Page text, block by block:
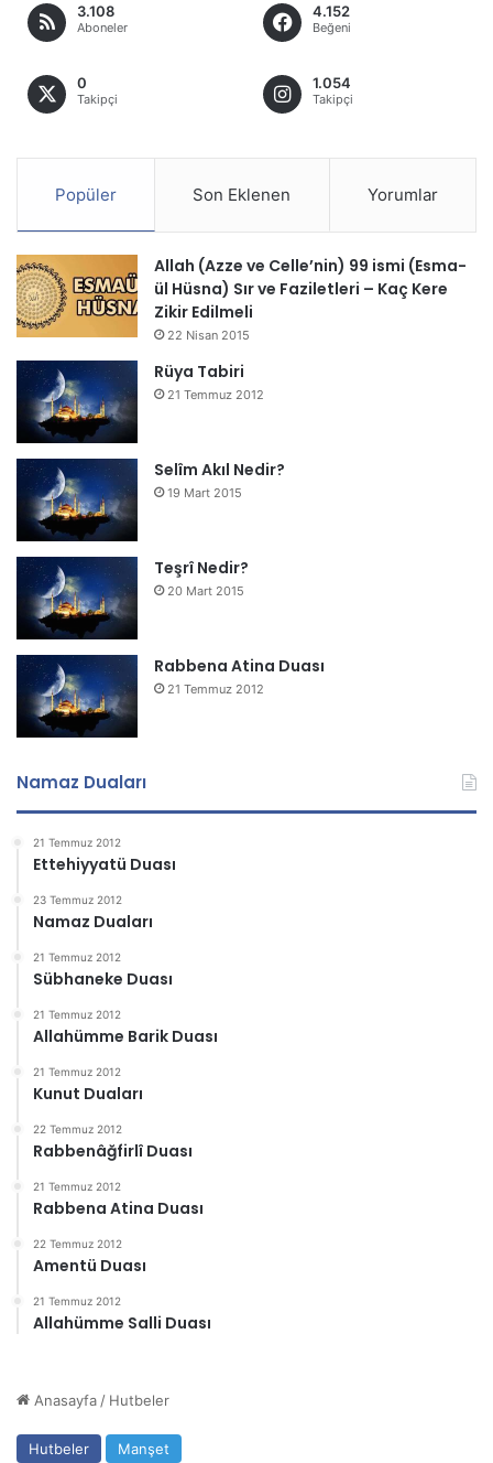
3.108
Aboneler
4.152
Beğeni
0
Takipçi
1.054
Takipçi
Popüler Son Eklenen Yorumlar
Allah (Azze ve Celle’nin) 99 ismi (Esma-
ül Hüsna) Sır ve Faziletleri – Kaç Kere
Zikir Edilmeli
22 Nisan 2015
Rüya Tabiri
21 Temmuz 2012
Selîm Akıl Nedir?
19 Mart 2015
Teşrî Nedir?
20 Mart 2015
Rabbena Atina Duası
21 Temmuz 2012
Namaz Duaları
21 Temmuz 2012
Ettehiyyatü Duası
23 Temmuz 2012
Namaz Duaları
21 Temmuz 2012
Sübhaneke Duası
21 Temmuz 2012
Allahümme Barik Duası
21 Temmuz 2012
Kunut Duaları
22 Temmuz 2012
Rabbenâğfirlî Duası
21 Temmuz 2012
Rabbena Atina Duası
22 Temmuz 2012
Amentü Duası
21 Temmuz 2012
Allahümme Salli Duası